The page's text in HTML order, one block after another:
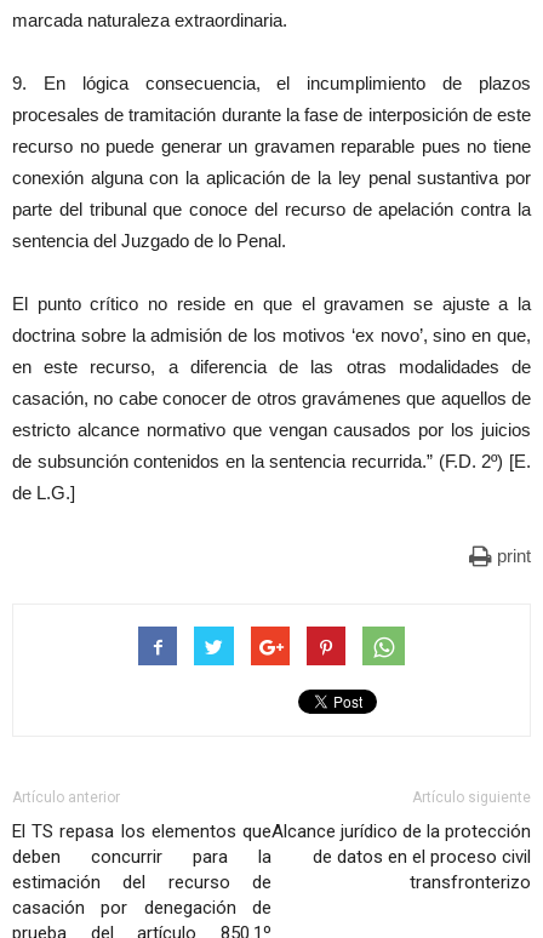
marcada naturaleza extraordinaria.
9. En lógica consecuencia, el incumplimiento de plazos
procesales de tramitación durante la fase de interposición de este
recurso no puede generar un gravamen reparable pues no tiene
conexión alguna con la aplicación de la ley penal sustantiva por
parte del tribunal que conoce del recurso de apelación contra la
sentencia del Juzgado de lo Penal.
El punto crítico no reside en que el gravamen se ajuste a la
doctrina sobre la admisión de los motivos ‘ex novo’, sino en que,
en este recurso, a diferencia de las otras modalidades de
casación, no cabe conocer de otros gravámenes que aquellos de
estricto alcance normativo que vengan causados por los juicios
de subsunción contenidos en la sentencia recurrida.” (F.D. 2º) [E.
de L.G.]
print
Artículo anterior
El TS repasa los elementos que
deben concurrir para la
estimación del recurso de
casación por denegación de
prueba del artículo 850.1º
Artículo siguiente
Alcance jurídico de la protección
de datos en el proceso civil
transfronterizo